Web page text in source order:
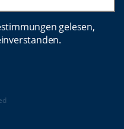
gelesen,